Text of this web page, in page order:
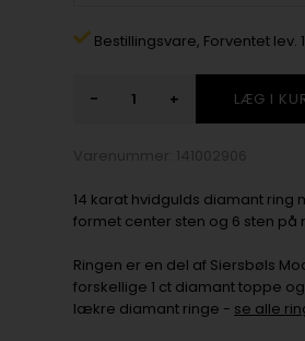
Bestillingsvare, Forventet lev.
- +
14 karat hvidgulds diamant ring
formet center sten og 6 sten på
Ringen er en del af Siersbøls
forskellige 1 ct diamant toppe
lækre diamant ringe - se alle